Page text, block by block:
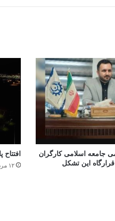
جامعه اسلامی کارگران
این تشکل
۱۲ مرداد ۱۴۰۵